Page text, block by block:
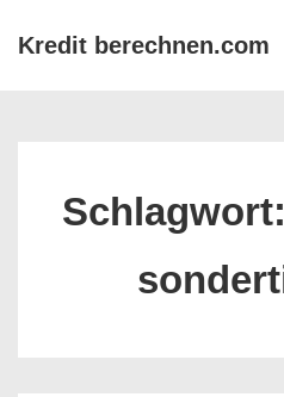
ZumKredit berechnen.com
Schlagwort: